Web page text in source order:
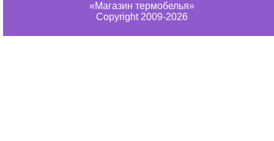
«Магазин термобелья»
Copyright 2009-2026